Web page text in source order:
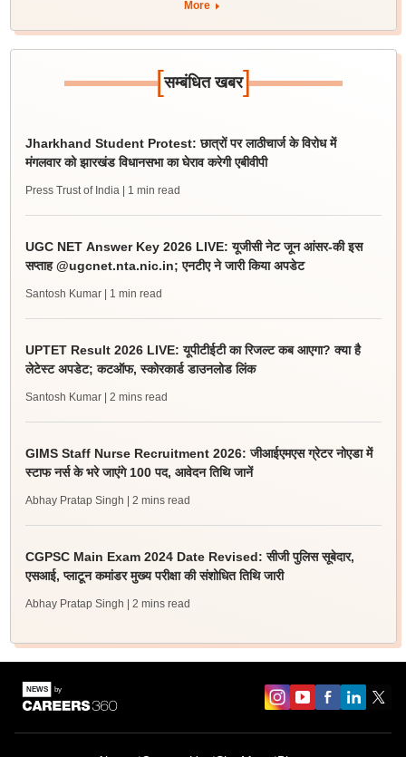
More
[सम्बंधित खबर]
Jharkhand Student Protest: छात्रों पर लाठीचार्ज के विरोध में
मंगलवार को झारखंड विधानसभा का घेराव करेगी एबीवीपी
Press Trust of India | 1 min read
UGC NET Answer Key 2026 LIVE: यूजीसी नेट जून आंसर-की इस
सप्ताह @ugcnet.nta.nic.in; एनटीए ने जारी किया अपडेट
Santosh Kumar | 1 min read
UPTET Result 2026 LIVE: यूपीटीईटी का रिजल्ट कब आएगा? क्या है
लेटेस्ट अपडेट; कटऑफ, स्कोरकार्ड डाउनलोड लिंक
Santosh Kumar | 2 mins read
GIMS Staff Nurse Recruitment 2026: जीआईएमएस ग्रेटर नोएडा में
स्टाफ नर्स के भरे जाएंगे 100 पद, आवेदन तिथि जानें
Abhay Pratap Singh | 2 mins read
CGPSC Main Exam 2024 Date Revised: सीजी पुलिस सूबेदार,
एसआई, प्लाटून कमांडर मुख्य परीक्षा की संशोधित तिथि जारी
Abhay Pratap Singh | 2 mins read